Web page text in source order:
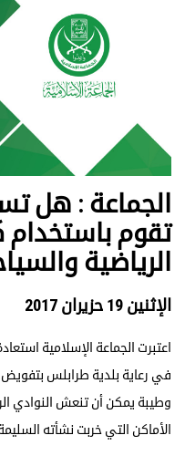
الجماعة : هل
تقوم باستخدام
الرياضية
الإثنين 19 حزيران 2017
اعتبرت الجماعة الإسلامية
في رعاية بلدية طرابلس بتفويض
وطيبة يمكن أن تنعش النوادي
الأماكن التي خربت نشأته